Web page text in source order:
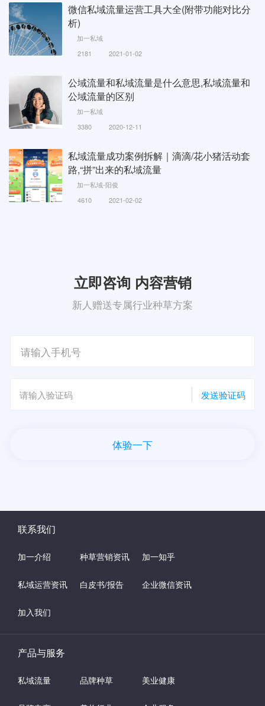
微信私域流量运营工具大全(附带功能对比分
析)
加一私域
2181
2021-01-02
公域流量和私域流量是什么意思,私域流量和
公域流量的区别
加一私域
3380
2020-12-11
私域流量成功案例拆解｜滴滴/花小猪活动套
路,“拼”出来的私域流量
加一私域-阳俊
4610
2021-02-02
立即咨询 内容营销
新人赠送专属行业种草方案
发送验证码
体验一下
联系我们
加一介绍 种草营销资讯 加一知乎
私域运营资讯 白皮书/报告 企业微信资讯
加入我们
产品与服务
私域流量 品牌种草 美业健康